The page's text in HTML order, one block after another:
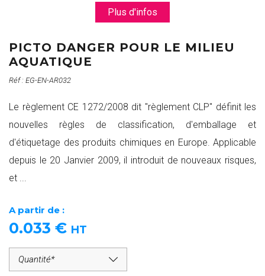
Plus d'infos
PICTO DANGER POUR LE MILIEU
AQUATIQUE
Réf : EG-EN-AR032
Le règlement CE 1272/2008 dit "règlement CLP" définit les
nouvelles règles de classification, d'emballage et
d'étiquetage des produits chimiques en Europe. Applicable
depuis le 20 Janvier 2009, il introduit de nouveaux risques,
et ...
A partir de :
0.033 € HT